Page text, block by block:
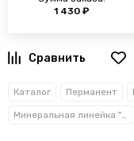
1 430 ₽
Каталог Перманент
Минеральная линейка "TOUCH"